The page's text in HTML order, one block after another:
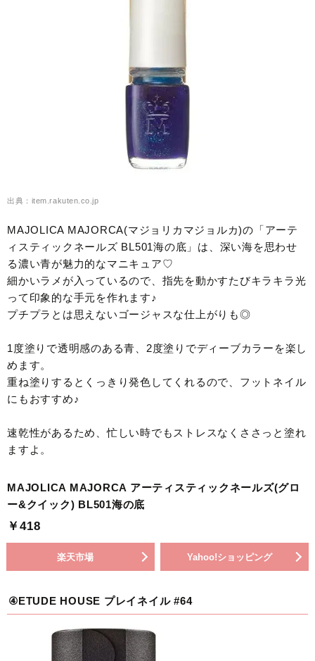
出典：item.rakuten.co.jp
MAJOLICA MAJORCA(マジョリカマジョルカ)の「アーテ
ィスティックネールズ BL501海の底」は、深い海を思わせ
る濃い青が魅力的なマニキュア♡
細かいラメが入っているので、指先を動かすたびキラキラ光
って印象的な手元を作れます♪
プチプラとは思えないゴージャスな仕上がりも◎
1度塗りで透明感のある青、2度塗りでディーブカラーを楽し
めます。
重ね塗りするとくっきり発色してくれるので、フットネイル
にもおすすめ♪
速乾性があるため、忙しい時でもストレスなくささっと塗れ
ますよ。
MAJOLICA MAJORCA アーティスティックネールズ(グロ
ー&クイック) BL501海の底
￥418
楽天市場 Yahoo!ショッピング
④ETUDE HOUSE プレイネイル #64